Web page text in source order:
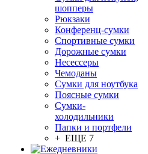
шопперы
Рюкзаки
Конференц-сумки
Спортивные сумки
Дорожные сумки
Несессеры
Чемоданы
Сумки для ноутбука
Поясные сумки
Сумки-
холодильники
Папки и портфели
+ ЕЩЕ 7